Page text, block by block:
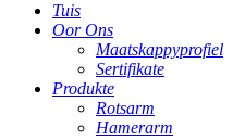
Tuis
Oor Ons
Maatskappyprofiel
Sertifikate
Produkte
Rotsarm
Hamerarm